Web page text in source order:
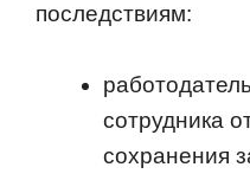
последствиям:
сотрудника
сохранения